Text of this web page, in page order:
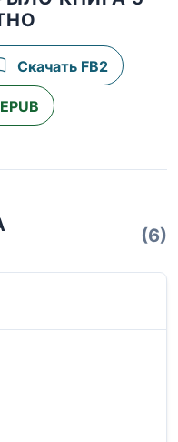
Скачать FB2
(6)